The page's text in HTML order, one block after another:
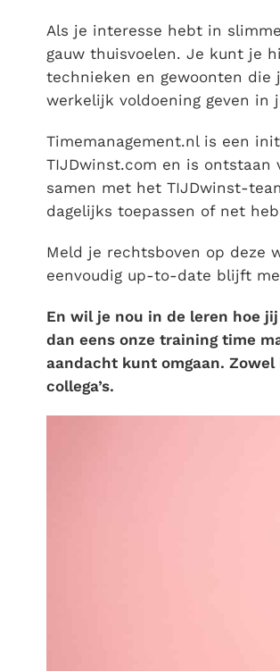
Als je interesse hebt in
gauw thuisvoelen. Je kunt je
technieken en gewoonten
werkelijk voldoening geven in
Timemanagement.nl is een
TIJDwinst.com en is ontstaan
samen met het TIJDwinst-
dagelijks toepassen of net
Meld je rechtsboven op deze
eenvoudig up-to-date blijft
En wil je nou in de leren hoe
dan eens onze training time
aandacht kunt omgaan. Zowel
collega’s.